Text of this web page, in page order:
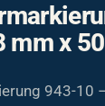
mm x
943-10